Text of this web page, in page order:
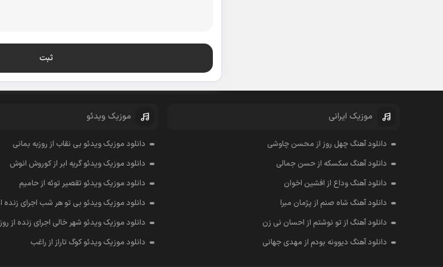
موزیک ایرانی
دانلود آهنگ چهل روز از محسن چاوشی
دانلود آهنگ سکسکه از حسن جمالی
دانلود آهنگ وداع از افشين اخوان
دانلود آهنگ شاه صنم از پژمان مبرا
دانلود آهنگ از تو نوشتم از احسان نی زن
دانلود آهنگ دیوونه بودم از مهدی جهانی
موزیک ویدئو
دانلود موزیک ویدئو بی نقاب از روزبه بمانی
دانلود موزیک ویدئو گریه ابر از کوروش انوش
دانلود موزیک ویدئو تقصیر توئه از حامیم
دانلود موزیک ویدئو بی تو هر شب اجرای زنده
دانلود موزیک ویدئو شهر خالی اجرای زنده از
دانلود موزیک ویدئو کوگ تاراز از راغب